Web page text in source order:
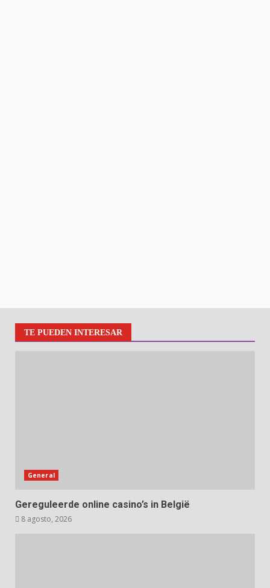
TE PUEDEN INTERESAR
General
Gereguleerde online casino’s in België
8 agosto, 2026